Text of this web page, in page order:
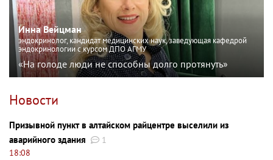
Инна Вейцман
эндокринолог, кандидат медицинских наук, заведующая кафедрой
эндокринологии с курсом ДПО АГМУ
«На голоде люди не способны долго протянуть»
Новости
Призывной пункт в алтайском райцентре выселили из
аварийного здания
1
18:08